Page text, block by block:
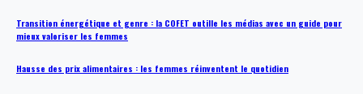
Transition énergétique et genre : la COFET outille les médias avec un guide pour
mieux valoriser les femmes
Hausse des prix alimentaires : les femmes réinventent le quotidien